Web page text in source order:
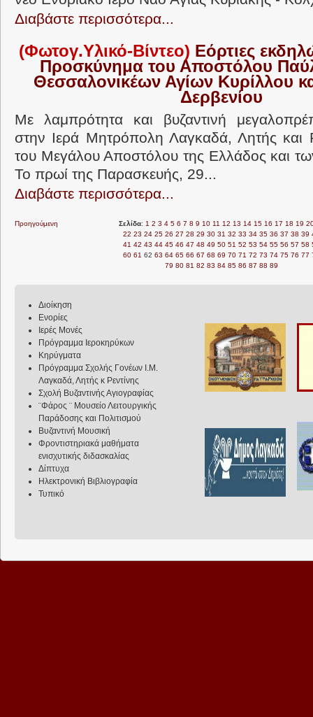
Διαβάστε περισσότερα...
(Φωτογ.Υλικό-Βίντεο) Εόρτιες
Προσκύνημα του Αποστόλου
Θεσσαλονικέων Αγίων Κυρίλλου
Δερβενίου
Με λαμπρότητα και βυζαντινή
στην Ιερά Μητρόπολη Λαγκαδά, Λητής και
του Mεγάλου Αποστόλου της Ελλάδος και
Το πρωί της Παρασκευής, 29...
Διαβάστε περισσότερα...
Προηγούμενη Σελίδα: 1 2 3 4 5 6 7 8 9 10 11 12 13 14 15 16 17 18 19
22 23 24 25 26 27 28 29 30 31 32 33 34 35 36 37 38 39
41 42 43 44 45 46 47 48 49 50 51 52 53 54 55 56 57 58
60 61 62 63 64 65 66 67 68 69 70 71 72 73 74 75 76 77
79 80 81 82 83 84 85 86 87 88 89
Διοίκηση
Ενορίες
Ιερές Μονές
Πρόγραμμα Ιεροκηρύκων
Κηρύγματα
Πρόγραμμα Σχολής Γονέων Ι.Μ.
Λαγκαδά, Λητής κ Ρεντίνης
Σχολή Βυζαντινής Αγιογραφίας
¨Φάρος ¨ Μουσείο Λειτουργικής
Παράδοσης και Πολιτισμού
Βυζαντινή Μουσική
Φροντιστηριακά μαθήματα
ενισχυτικής διδασκαλίας
Δίπτυχα
Ηλεκτρονική Βιβλιογραφία
Τυπικό